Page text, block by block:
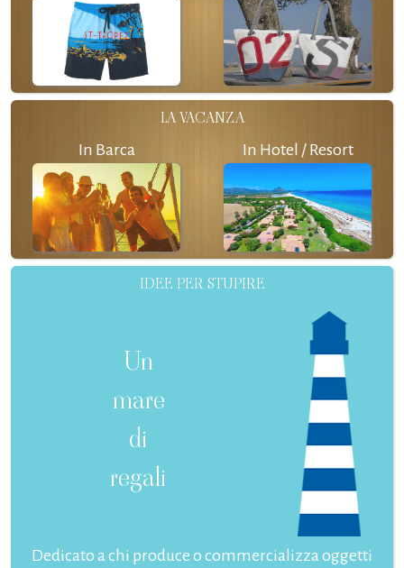
LA VACANZA
In Barca In Hotel / Resort
IDEE PER STUPIRE
Un
mare
di
regali
Dedicato a chi produce o commercializza oggetti